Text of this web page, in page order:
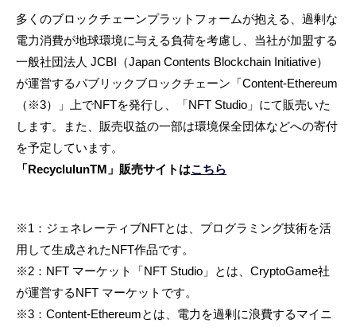
多くのブロックチェーンプラットフォームが抱える、過剰な
電力消費が地球環境に与える負荷を考慮し、当社が加盟する
一般社団法人 JCBI（Japan Contents Blockchain Initiative）
が運営するパブリックブロックチェーン「Content-Ethereum
（※3）」上でNFTを発行し、「NFT Studio」にて販売いた
します。また、販売収益の一部は環境保全団体などへの寄付
を予定しています。
「RecyclulunTM」販売サイトはこちら
※1：ジェネレーティブNFTとは、プログラミング技術を活
用して生成されたNFT作品です。
※2：NFT マーケット「NFT Studio」とは、CryptoGame社
が運営するNFT マーケットです。
※3：Content-Ethereumとは、電力を過剰に浪費するマイニ